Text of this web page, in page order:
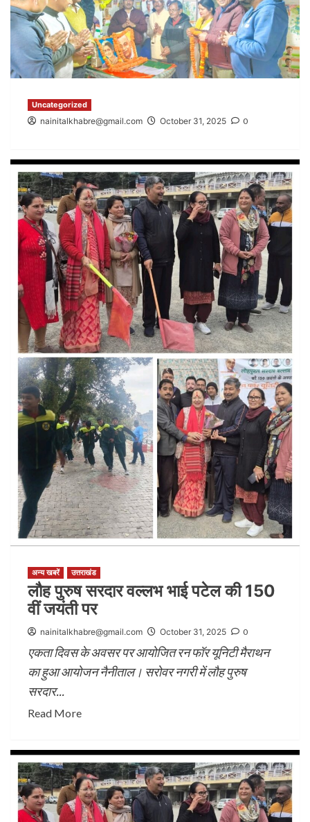
Uncategorized
nainitalkhabre@gmail.com October 31, 2025 0
अन्य खबरें उत्तराखंड
लौह पुरुष सरदार वल्लभ भाई पटेल की 150
वीं जयंती पर
nainitalkhabre@gmail.com October 31, 2025 0
एकता दिवस के अवसर पर आयोजित रन फॉर यूनिटी मैराथन
का हुआ आयोजन नैनीताल। सरोवर नगरी में लौह पुरुष
सरदार...
Read More